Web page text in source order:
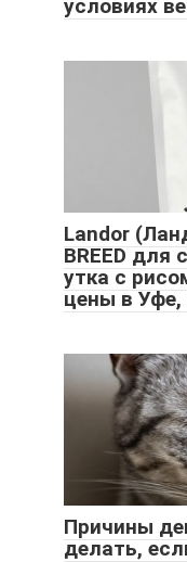
условиях
Landor
BREED для
утка с
цены в Уфе,
Причины
делать,